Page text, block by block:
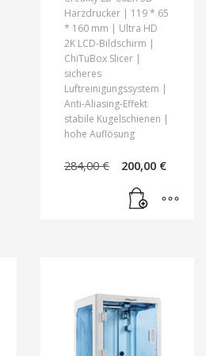
Harzdrucker | 119 * 65
* 160 mm | Ultra HD
2K LCD-Bildschirm |
ChiTuBox Slicer |
sicheres
Luftreinigungssystem |
Anti-Aliasing-Effekt
stabile Kugelschienen |
hohe Auflösung
284,00€
Preis
war:
284,00 €
200,00 €
ist: